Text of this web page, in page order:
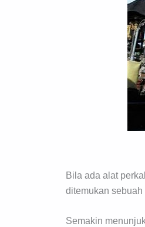
Bila ada alat
ditemukan
Semakin